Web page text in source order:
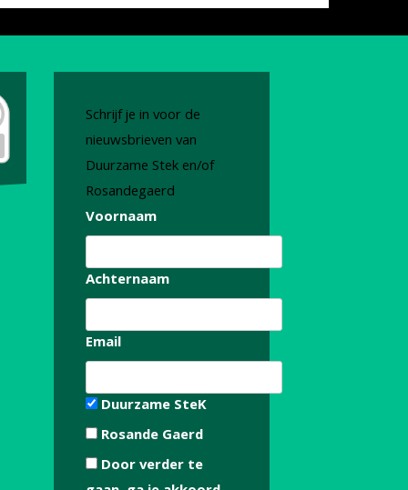
Schrijf je in voor de
nieuwsbrieven van
Duurzame Stek en/of
Rosandegaerd
Voornaam
Achternaam
Email
Duurzame SteK
Rosande Gaerd
Door verder te